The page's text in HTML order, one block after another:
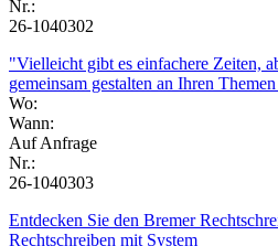
Nr.:
26-1040302
"Vielleicht gibt es einfachere Zeiten,
gemeinsam gestalten an Ihren
Wo:
Wann:
Auf Anfrage
Nr.:
26-1040303
Entdecken Sie den Bremer
Rechtschreiben mit System